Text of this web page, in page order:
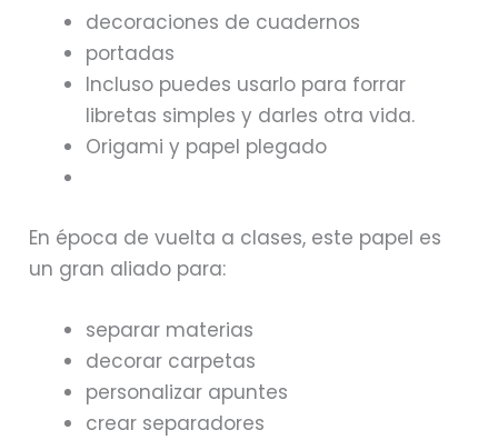
decoraciones de cuadernos
portadas
Incluso puedes usarlo para forrar
libretas simples y darles otra vida.
Origami y papel plegado
En época de vuelta a clases, este papel es
un gran aliado para:
separar materias
decorar carpetas
personalizar apuntes
crear separadores